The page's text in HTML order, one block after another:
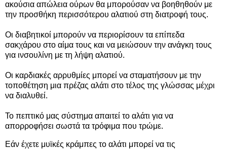
ακούσια απώλεια ούρων θα μπορούσαν να βοηθηθούν με
την προσθήκη περισσότερου αλατιού στη διατροφή τους.
Οι διαβητικοί μπορούν να περιορίσουν τα επίπεδα
σακχάρου στο αίμα τους και να μειώσουν την ανάγκη τους
για ινσουλίνη με τη λήψη αλατιού.
Οι καρδιακές αρρυθμίες μπορεί να σταματήσουν με την
τοποθέτηση μια πρέζας αλάτι στο τέλος της γλώσσας μέχρι
να διαλυθεί.
Το πεπτικό μας σύστημα απαιτεί το αλάτι για να
απορροφήσει σωστά τα τρόφιμα που τρώμε.
Εάν έχετε μυϊκές κράμπες το αλάτι μπορεί να τις